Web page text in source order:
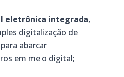
eletrônica integrada,
digitalização de
abarcar
em meio digital;